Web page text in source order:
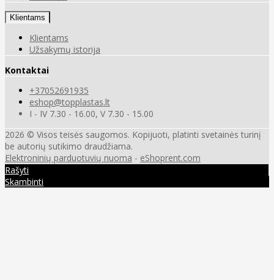
Klientams
Klientams
Užsakymų istorija
Kontaktai
+37052691935
eshop@topplastas.lt
I - IV 7.30 - 16.00, V 7.30 - 15.00
2026 © Visos teisės saugomos. Kopijuoti, platinti svetainės turinį
be autorių sutikimo draudžiama.
Elektroninių parduotuvių nuoma - eShoprent.com
Rašyti
Skambinti